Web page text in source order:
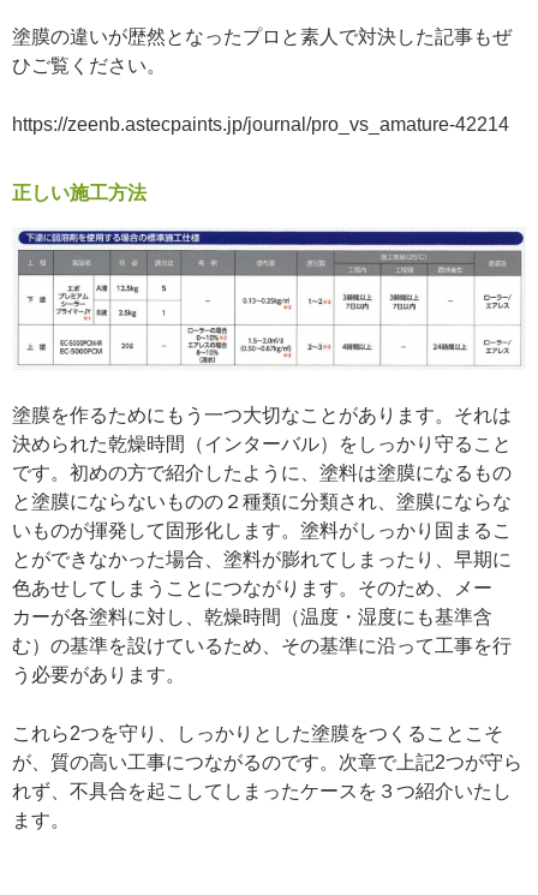
塗膜の違いが歴然となったプロと素人で対決した記事もぜ
ひご覧ください。
https://zeenb.astecpaints.jp/journal/pro_vs_amature-42214
正しい施工方法
塗膜を作るためにもう一つ大切なことがあります。それは
決められた乾燥時間（インターバル）をしっかり守ること
です。初めの方で紹介したように、塗料は塗膜になるもの
と塗膜にならないものの２種類に分類され、塗膜にならな
いものが揮発して固形化します。塗料がしっかり固まるこ
とができなかった場合、塗料が膨れてしまったり、早期に
色あせしてしまうことにつながります。そのため、メー
カーが各塗料に対し、乾燥時間（温度・湿度にも基準含
む）の基準を設けているため、その基準に沿って工事を行
う必要があります。
これら2つを守り、しっかりとした塗膜をつくることこそ
が、質の高い工事につながるのです。次章で上記2つが守ら
れず、不具合を起こしてしまったケースを３つ紹介いたし
ます。